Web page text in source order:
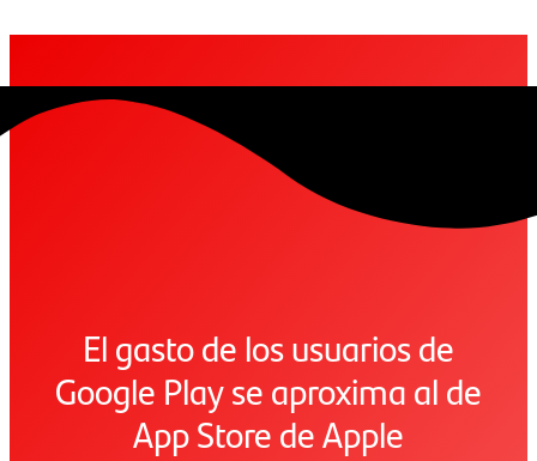
El gasto de los usuarios de
Google Play se aproxima al de
App Store de Apple